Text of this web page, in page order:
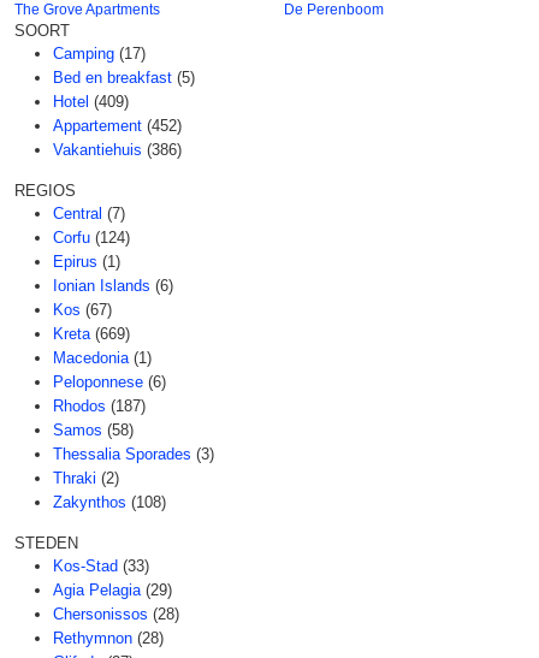
The Grove Apartments De Perenboom
SOORT
Camping (17)
Bed en breakfast (5)
Hotel (409)
Appartement (452)
Vakantiehuis (386)
REGIOS
Central (7)
Corfu (124)
Epirus (1)
Ionian Islands (6)
Kos (67)
Kreta (669)
Macedonia (1)
Peloponnese (6)
Rhodos (187)
Samos (58)
Thessalia Sporades (3)
Thraki (2)
Zakynthos (108)
STEDEN
Kos-Stad (33)
Agia Pelagia (29)
Chersonissos (28)
Rethymnon (28)